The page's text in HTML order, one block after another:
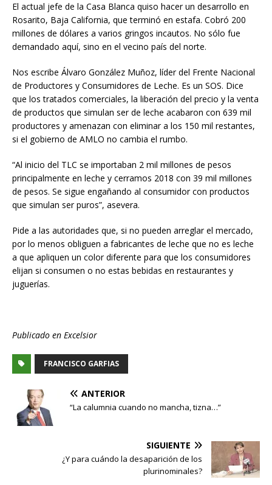
El actual jefe de la Casa Blanca quiso hacer un desarrollo en
Rosarito, Baja California, que terminó en estafa. Cobró 200
millones de dólares a varios gringos incautos. No sólo fue
demandado aquí, sino en el vecino país del norte.
Nos escribe Álvaro González Muñoz, líder del Frente Nacional
de Productores y Consumidores de Leche. Es un SOS. Dice
que los tratados comerciales, la liberación del precio y la venta
de productos que simulan ser de leche acabaron con 639 mil
productores y amenazan con eliminar a los 150 mil restantes,
si el gobierno de AMLO no cambia el rumbo.
“Al inicio del TLC se importaban 2 mil millones de pesos
principalmente en leche y cerramos 2018 con 39 mil millones
de pesos. Se sigue engañando al consumidor con productos
que simulan ser puros”, asevera.
Pide a las autoridades que, si no pueden arreglar el mercado,
por lo menos obliguen a fabricantes de leche que no es leche
a que apliquen un color diferente para que los consumidores
elijan si consumen o no estas bebidas en restaurantes y
juguerías.
Publicado en Excelsior
FRANCISCO GARFIAS
ANTERIOR
“La calumnia cuando no mancha, tizna…”
SIGUIENTE
¿Y para cuándo la desaparición de los
plurinominales?